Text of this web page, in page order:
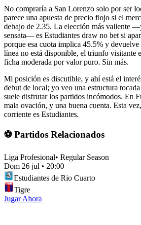
No compraría a San Lorenzo solo por ser
parece una apuesta de precio flojo si el
debajo de 2.35. La elección más valiente
sensata— es Estudiantes draw no bet si
porque esa cuota implica 45.5% y devuelve
línea no está disponible, el triunfo visitante
ficha moderada por valor puro. Sin más.
Mi posición es discutible, y ahí está el
debut de local; yo veo una estructura
suele disfrutar los partidos incómodos. En
mala ovación, y una buena cuenta. Esta
corriente es Estudiantes.
⚽ Partidos Relacionados
Liga Profesional• Regular Season
Dom 26 jul • 20:00
Estudiantes de Rio Cuarto
Tigre
Jugar Ahora